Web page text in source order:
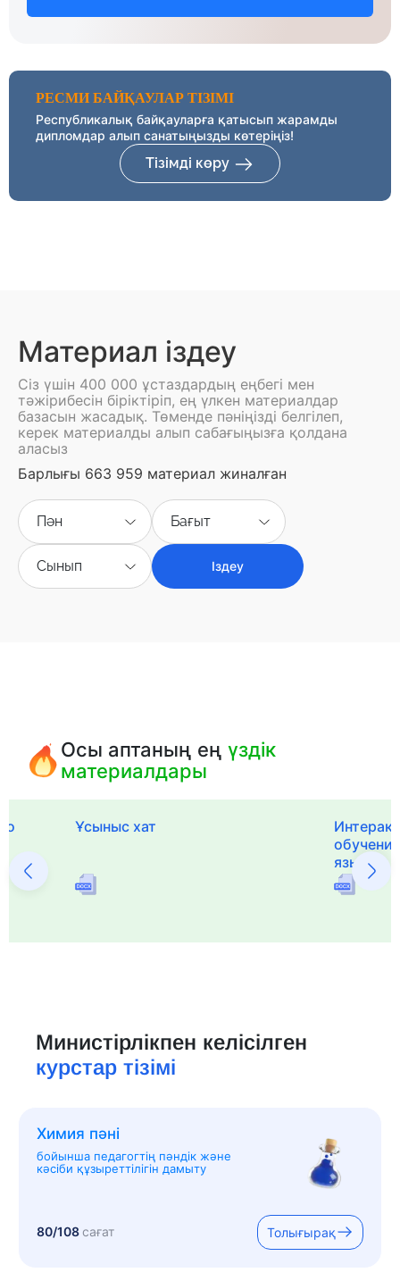
РЕСМИ БАЙҚАУЛАР ТІЗІМІ
Республикалық байқауларға қатысып жарамды
дипломдар алып санатыңызды көтеріңіз!
Тізімді көру
Материал іздеу
Сіз үшін 400 000 ұстаздардың еңбегі мен
тәжірибесін біріктіріп, ең үлкен материалдар
базасын жасадық. Төменде пәніңізді белгілеп,
керек материалды алып сабағыңызға қолдана
аласыз
Барлығы 663 959 материал жиналған
Пән Бағыт
Сынып Іздеу
Осы аптаның еңүздік
материалдары
Ұсыныс хат
языка и
Министірлікпен келісілген
курстар тізімі
Химия пәні
бойынша педагогтің пәндік және
кәсіби құзыреттілігін дамыту
80/108сағат Толығырақ